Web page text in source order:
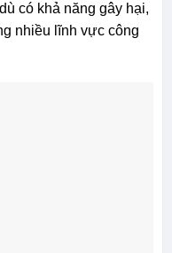
có khả năng gây hại,
nhiều lĩnh vực công